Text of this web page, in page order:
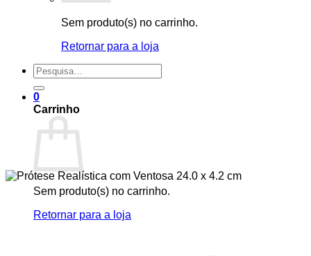
Sem produto(s) no carrinho.
Retornar para a loja
Pesquisar
por:
0
Carrinho
Sem produto(s) no carrinho.
Retornar para a loja